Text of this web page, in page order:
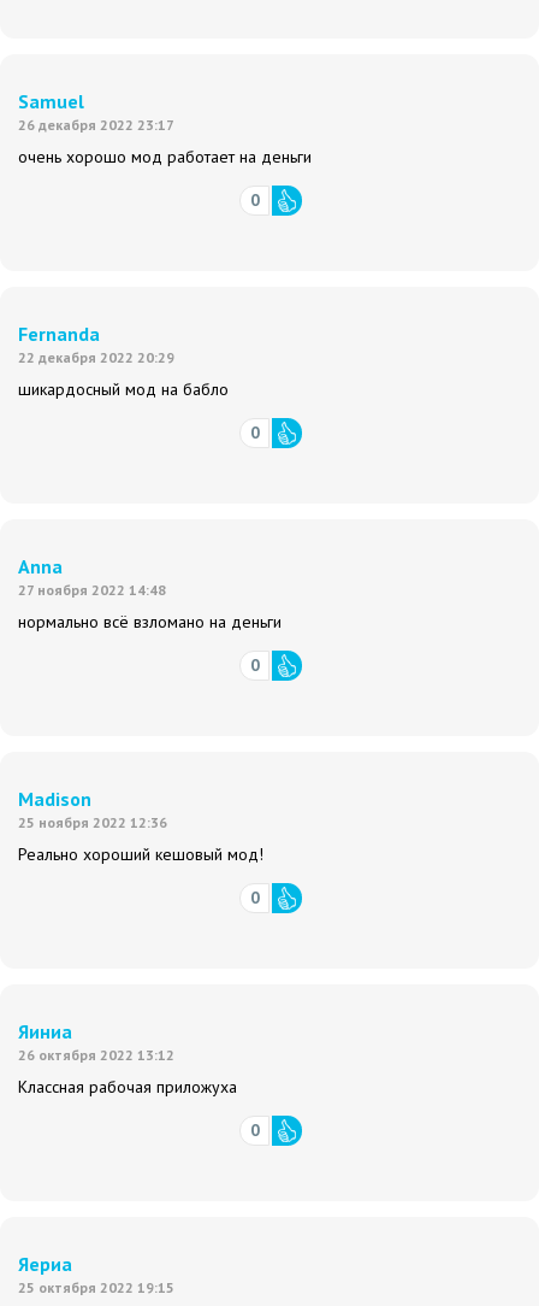
Samuel
26 декабря 2022 23:17
очень хорошо мод работает на деньги
0
Fernanda
22 декабря 2022 20:29
шикардосный мод на бабло
0
Anna
27 ноября 2022 14:48
нормально всё взломано на деньги
0
Madison
25 ноября 2022 12:36
Реально хороший кешовый мод!
0
Яиниа
26 октября 2022 13:12
Классная рабочая приложуха
0
Яериа
25 октября 2022 19:15